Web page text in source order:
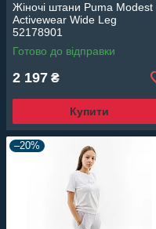
Жіночі штани Puma Modest
Activewear Wide Leg
52178901
Готово до відправки
2 197 ₴
Купити
–20%